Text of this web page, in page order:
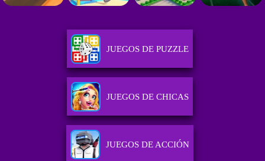
JUEGOS DE PUZZLE
JUEGOS DE CHICAS
JUEGOS DE ACCIÓN